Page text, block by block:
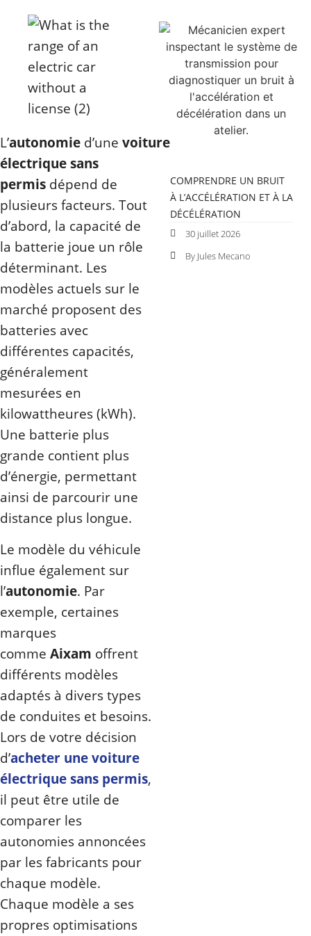
L’autonomie d’une voiture
électrique sans
permis dépend de
plusieurs facteurs. Tout
d’abord, la capacité de
la batterie joue un rôle
déterminant. Les
modèles actuels sur le
marché proposent des
batteries avec
différentes capacités,
généralement
mesurées en
kilowattheures (kWh).
Une batterie plus
grande contient plus
d’énergie, permettant
ainsi de parcourir une
distance plus longue.
Le modèle du véhicule
influe également sur
l’autonomie. Par
exemple, certaines
marques
comme Aixam offrent
différents modèles
adaptés à divers types
de conduites et besoins.
Lors de votre décision
d’acheter une voiture
électrique sans permis,
il peut être utile de
comparer les
autonomies annoncées
par les fabricants pour
chaque modèle.
Chaque modèle a ses
propres optimisations
COMPRENDRE UN BRUIT
À L’ACCÉLÉRATION ET À LA
DÉCÉLÉRATION
30 juillet 2026
By Jules Mecano